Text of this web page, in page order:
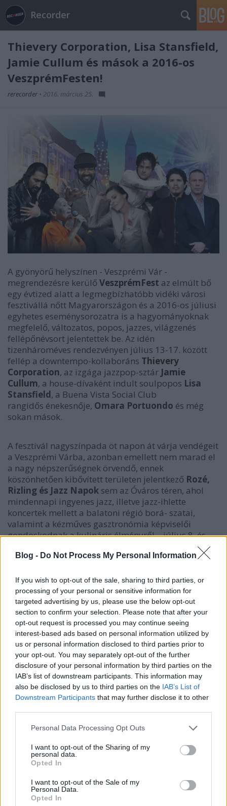
Blog - Do Not Process My Personal Information
If you wish to opt-out of the sale, sharing to third parties, or
processing of your personal or sensitive information for
targeted advertising by us, please use the below opt-out
section to confirm your selection. Please note that after your
opt-out request is processed you may continue seeing
interest-based ads based on personal information utilized by
us or personal information disclosed to third parties prior to
your opt-out. You may separately opt-out of the further
disclosure of your personal information by third parties on the
IAB’s list of downstream participants. This information may
also be disclosed by us to third parties on the IAB’s List of
Downstream Participants that may further disclose it to other
Please note that this website/app uses one or more Google
not limited to your visit or usage behaviour. You may click to
grant or deny consent to Google and its third-party tags to
use your data for below specified purposes in below Google
consent section.
Personal Data Processing Opt Outs
I want to opt-out of the Sharing of my
personal data.
Opted In
I want to opt-out of the Sale of my
Personal Data.
Opted In
Recorder
Thievery Corporation, Lisa Stansfield,
Jamie Cullum és mások a 2016-os
VeszprémFesten!
rerecorder • 2016. március 25.
A gyönyörű helyszínen - Veszprémi Vár -
megrendezésre kerülő VeszprémFest az elmúlt bő
egy évtized alatt a legmegbízhatóbb vidéki városi
fesztivállá nőtt Magyarországon és a 2016-os júliusi
egyhetes eseménysorozatra is a hagyományoknak
megfelelő, változatos, popos, jazzes, világzenés
fellépőnévsort jelentettek be. Az idén
tizenhároméves rendezvényen július 13-17. között
fellép a downtempo-kollaboráns Thievery
Corporation, az izgága jazzpop-sztár Jamie
Cullum, a house-dívaként indult soulpopos Lisa
Stansfield, a Buena Vista Social Club
rangidős énekesnője, Omara Portuondo és még
sokan mások.
A fesztivál nagyszínpada öt napon át várja vendégeit
a Veszprémi Várba, azonban emellett nem marad el
a nagy népszerűségnek örvendő, ennek
köszönhetően kibővített területen jelentkező Rozé,
Rizling és Jazz Napok sem az Óváros téren, ahol
mindennapi ingyenes jazz, illetve jazz-ihlette
koncertek mellett a balatoni régió borá- szatai,
valamint a kézműves gasztronómia képviselői
gondoskodnak a kulináris élményről – július 8. és
Social Club dívája,Omara Portuondo Diego el
Cigalaspanyol flamenco énekessel közösen lép
színpadra. Omara Portuondo különleges turnéval
ünnepli 85. születésnapját és hetvenéves előadói
pályafutását. A85 Tourkoncertsorozat bemutatja az
énekesnő pályájának minden egyes állomását.
Július 14-én először hallhatja élőben a magyar
közönségGregory Portert. A Grammy-díjas művész,
bár jazzénekesnek tartja magát, de zenéjében ötvözi
fő műfaját a blues-zal, a southern soullal és a
gospellel.
Stansfield, aki az egyik legnépszerűbb popsztár volt
a nyolcvanas-kilencvenes évek fordulóján, sőt, első
nagy sikereit még house-dívaként érte el az úttörő
Coldcuttal közös dalaival.
Július 16-án az Egyesült Királyság egyik
legeredményesebb jazzénekese, a 36 éves